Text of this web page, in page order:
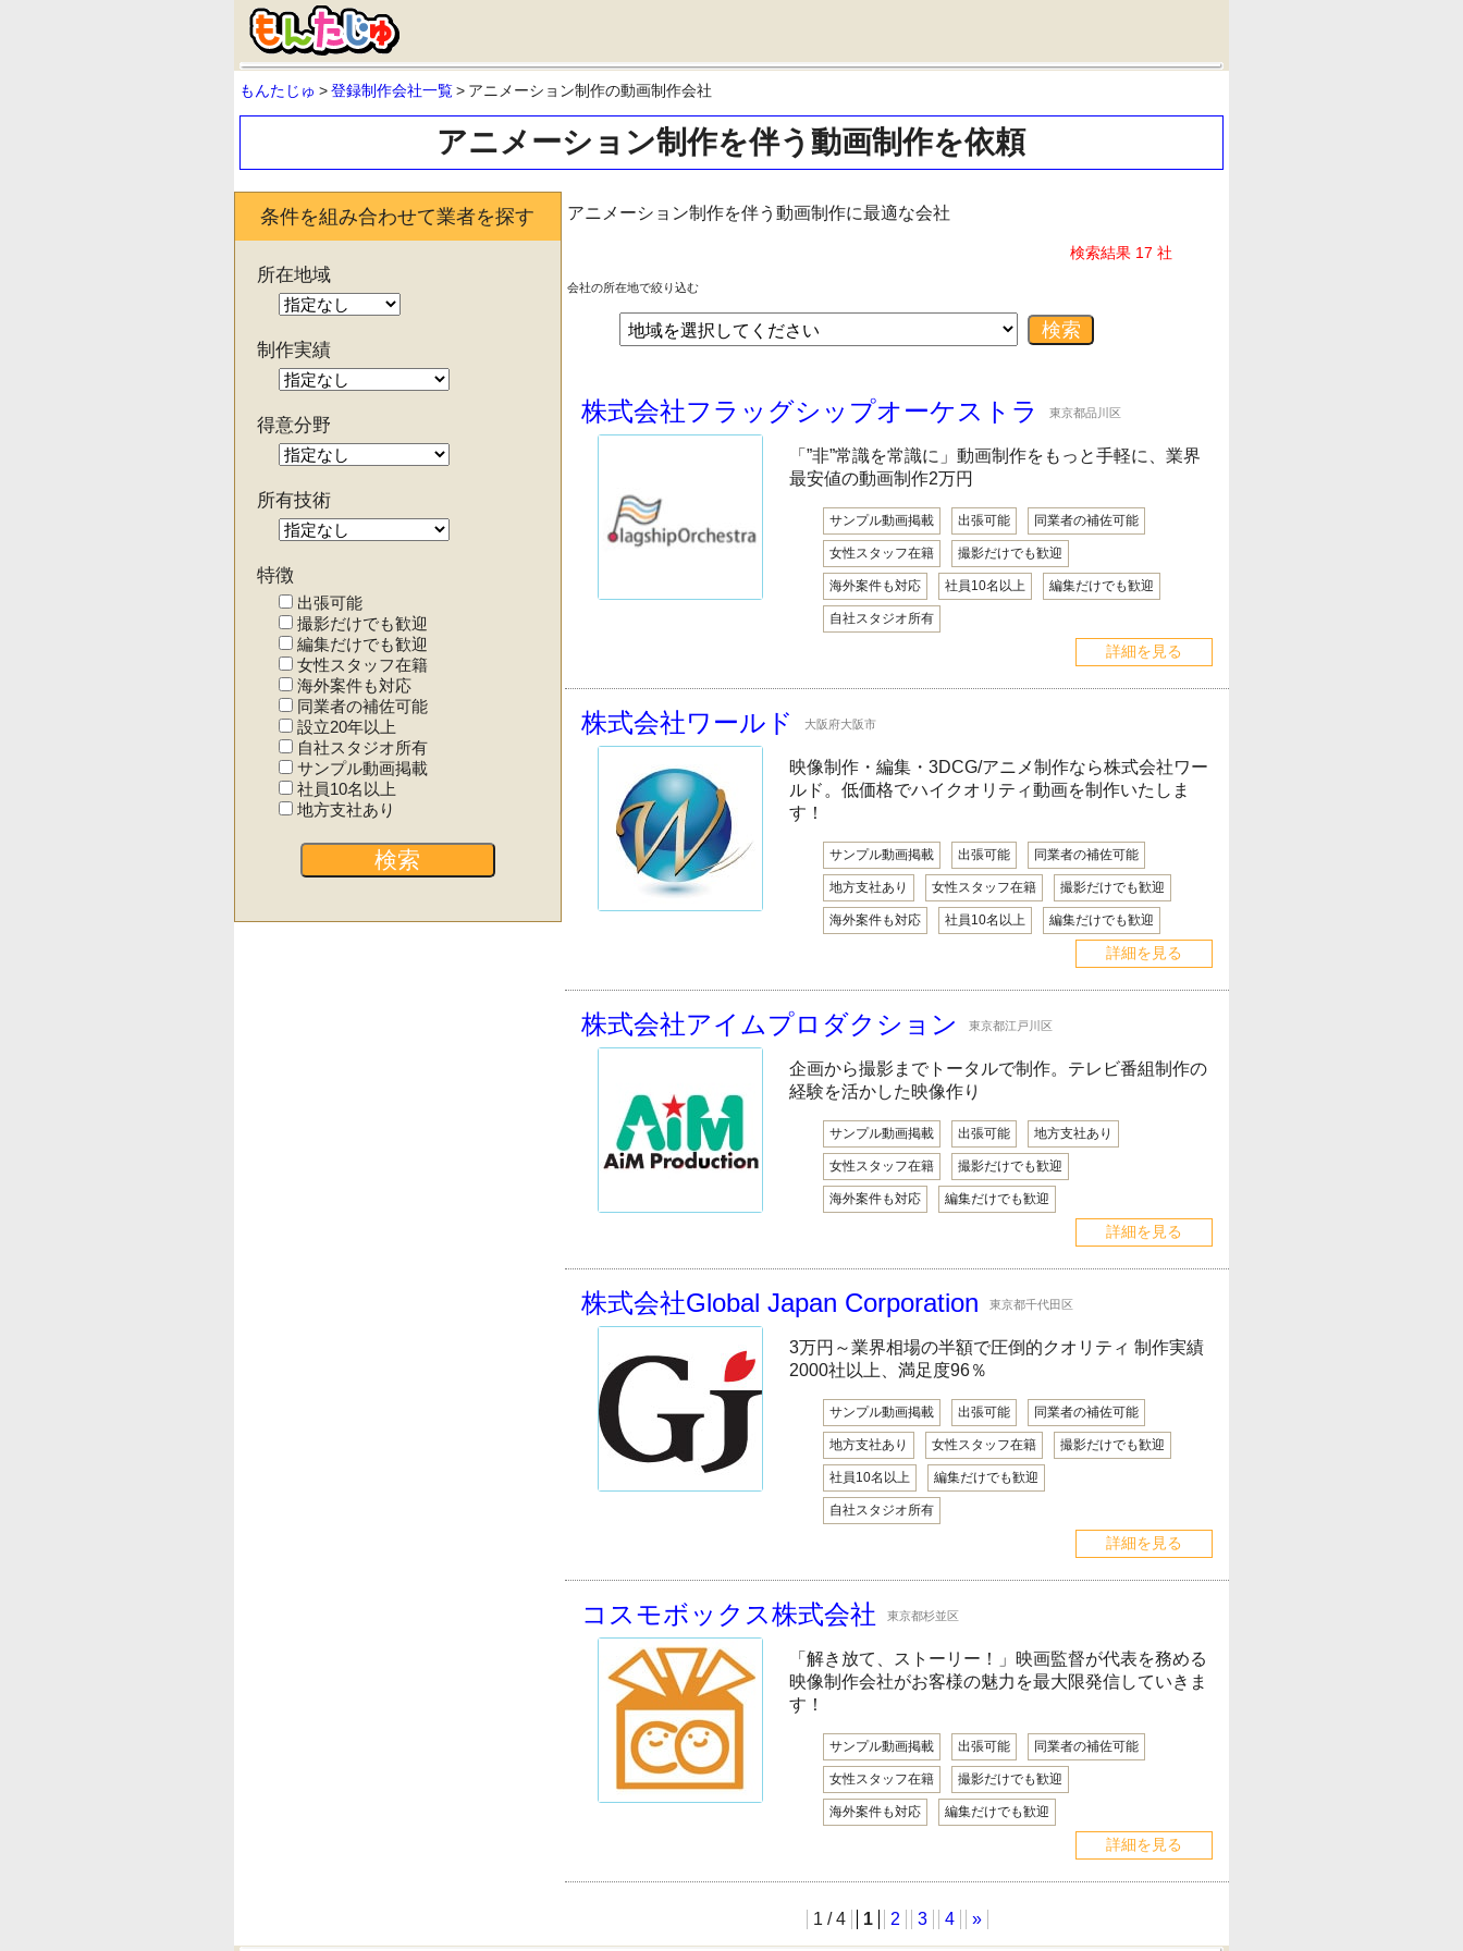
もんたじゅ > 登録制作会社一覧 > アニメーション制作の動画制作会社
アニメーション制作を伴う動画制作を依頼
アニメーション制作を伴う動画制作に最適な会社
検索結果 17 社
会社の所在地で絞り込む
株式会社フラッグシップオーケストラ 東京都品川区
「”非”常識を常識に」動画制作をもっと手軽に、業界
最安値の動画制作2万円
サンプル動画掲載 出張可能 同業者の補佐可能
女性スタッフ在籍 撮影だけでも歓迎
海外案件も対応 社員10名以上 編集だけでも歓迎
自社スタジオ所有
詳細を見る
株式会社ワールド 大阪府大阪市
映像制作・編集・3DCG/アニメ制作なら株式会社ワー
ルド。低価格でハイクオリティ動画を制作いたしま
す！
サンプル動画掲載 出張可能 同業者の補佐可能
地方支社あり 女性スタッフ在籍 撮影だけでも歓迎
海外案件も対応 社員10名以上 編集だけでも歓迎
詳細を見る
株式会社アイムプロダクション 東京都江戸川区
企画から撮影までトータルで制作。テレビ番組制作の
経験を活かした映像作り
サンプル動画掲載 出張可能 地方支社あり
女性スタッフ在籍 撮影だけでも歓迎
海外案件も対応 編集だけでも歓迎
詳細を見る
株式会社Global Japan Corporation 東京都千代田区
3万円～業界相場の半額で圧倒的クオリティ 制作実績
2000社以上、満足度96％
サンプル動画掲載 出張可能 同業者の補佐可能
地方支社あり 女性スタッフ在籍 撮影だけでも歓迎
社員10名以上 編集だけでも歓迎
自社スタジオ所有
詳細を見る
コスモボックス株式会社 東京都杉並区
「解き放て、ストーリー！」映画監督が代表を務める
映像制作会社がお客様の魅力を最大限発信していきま
す！
サンプル動画掲載 出張可能 同業者の補佐可能
女性スタッフ在籍 撮影だけでも歓迎
海外案件も対応 編集だけでも歓迎
詳細を見る
1 / 4 1 2 3 4 »
条件を組み合わせて業者を探す
所在地域
制作実績
得意分野
所有技術
特徴
出張可能
撮影だけでも歓迎
編集だけでも歓迎
女性スタッフ在籍
海外案件も対応
同業者の補佐可能
設立20年以上
自社スタジオ所有
サンプル動画掲載
社員10名以上
地方支社あり